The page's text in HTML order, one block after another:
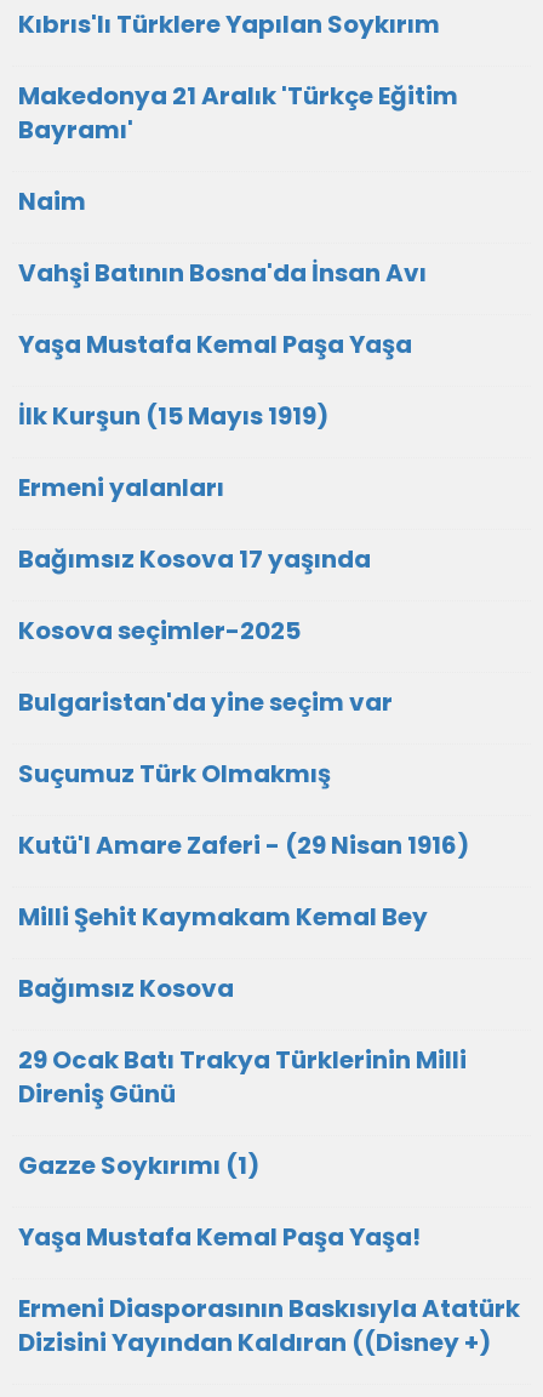
Kıbrıs'lı Türklere Yapılan Soykırım
Makedonya 21 Aralık 'Türkçe Eğitim
Bayramı'
Naim
Vahşi Batının Bosna'da İnsan Avı
Yaşa Mustafa Kemal Paşa Yaşa
İlk Kurşun (15 Mayıs 1919)
Ermeni yalanları
Bağımsız Kosova 17 yaşında
Kosova seçimler-2025
Bulgaristan'da yine seçim var
Suçumuz Türk Olmakmış
Kutü'l Amare Zaferi - (29 Nisan 1916)
Milli Şehit Kaymakam Kemal Bey
Bağımsız Kosova
29 Ocak Batı Trakya Türklerinin Milli
Direniş Günü
Gazze Soykırımı (1)
Yaşa Mustafa Kemal Paşa Yaşa!
Ermeni Diasporasının Baskısıyla Atatürk
Dizisini Yayından Kaldıran ((Disney +)